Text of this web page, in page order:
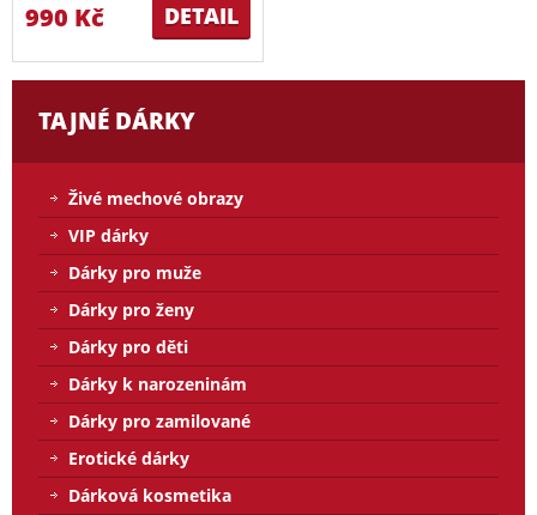
DETAIL
990 Kč
TAJNÉ DÁRKY
Živé mechové obrazy
VIP dárky
Dárky pro muže
Dárky pro ženy
Dárky pro děti
Dárky k narozeninám
Dárky pro zamilované
Erotické dárky
Dárková kosmetika